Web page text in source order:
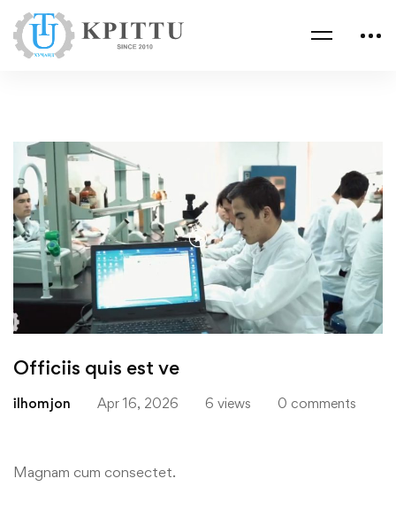
Officiis quis est ve
ilhomjon Apr 16, 2026 6 views 0 comments
Magnam cum consectet.